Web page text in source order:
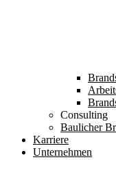
Consulting
Baulicher
Karriere
Unternehmen